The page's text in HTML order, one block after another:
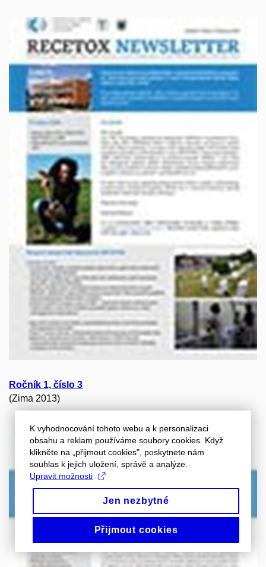
Ročník 1, číslo 3
(Zima 2013)
K vyhodnocování tohoto webu a k personalizaci
obsahu a reklam používáme soubory cookies. Když
klikněte na „přijmout cookies", poskytnete nám
souhlas k jejich uložení, správě a analýze.
Upravit možnosti
Jen nezbytné
Přijmout cookies